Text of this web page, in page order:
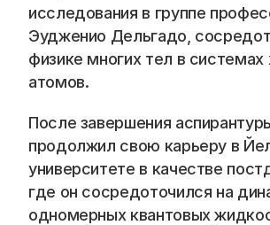
Events
Experts
📞 Спросить
исследования в группе
Эудженио Дельгадо,
физике многих тел в
атомов.
После завершения
продолжил свою карьеру в
университете в качестве
где он сосредоточился на
одномерных квантовых